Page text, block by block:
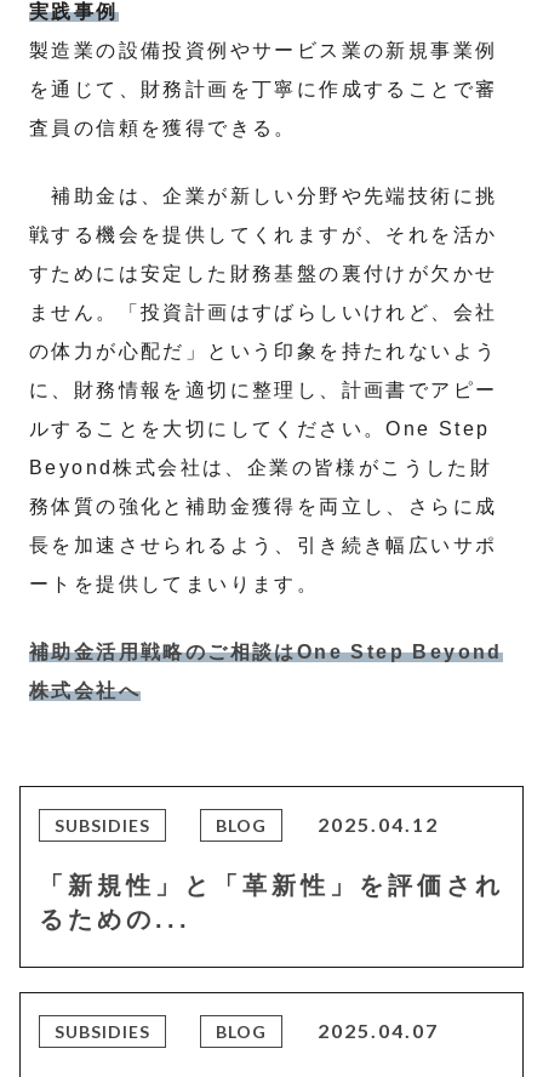
実践事例
製造業の設備投資例やサービス業の新規事業例
を通じて、財務計画を丁寧に作成することで審
査員の信頼を獲得できる。
補助金は、企業が新しい分野や先端技術に挑
戦する機会を提供してくれますが、それを活か
すためには安定した財務基盤の裏付けが欠かせ
ません。「投資計画はすばらしいけれど、会社
の体力が心配だ」という印象を持たれないよう
に、財務情報を適切に整理し、計画書でアピー
ルすることを大切にしてください。One Step
Beyond株式会社は、企業の皆様がこうした財
務体質の強化と補助金獲得を両立し、さらに成
長を加速させられるよう、引き続き幅広いサポ
ートを提供してまいります。
補助金活用戦略のご相談はOne Step Beyond
株式会社へ
SUBSIDIES BLOG 2025.04.12
「新規性」と「革新性」を評価され
るための...
SUBSIDIES BLOG 2025.04.07